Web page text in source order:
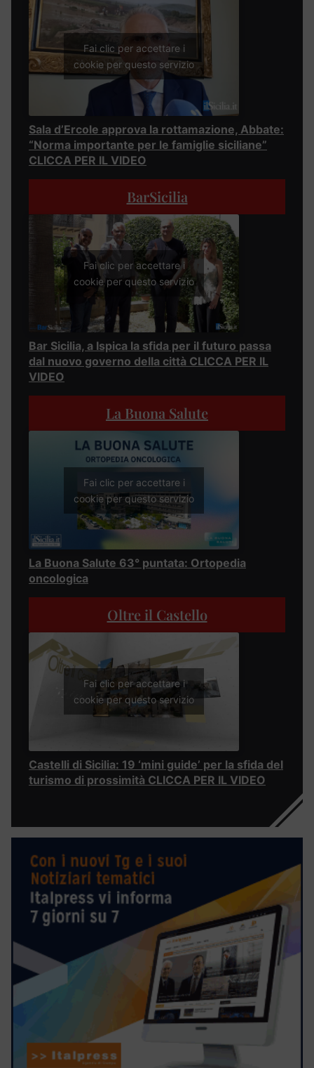
Fai clic per accettare i
cookie per questo servizio
Sala d’Ercole approva la rottamazione, Abbate:
“Norma importante per le famiglie siciliane”
CLICCA PER IL VIDEO
BarSicilia
Fai clic per accettare i
cookie per questo servizio
Bar Sicilia, a Ispica la sfida per il futuro passa
dal nuovo governo della città CLICCA PER IL
VIDEO
La Buona Salute
Fai clic per accettare i
cookie per questo servizio
La Buona Salute 63° puntata: Ortopedia
oncologica
Oltre il Castello
Fai clic per accettare i
cookie per questo servizio
Castelli di Sicilia: 19 ‘mini guide’ per la sfida del
turismo di prossimità CLICCA PER IL VIDEO